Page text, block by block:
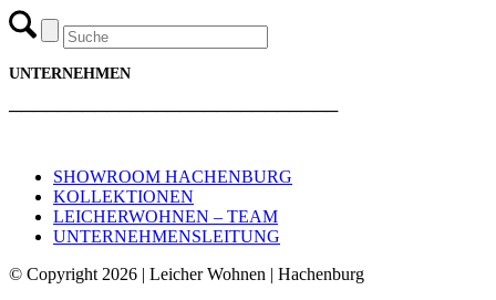
UNTERNEHMEN
───────────────────────────
SHOWROOM HACHENBURG
KOLLEKTIONEN
LEICHERWOHNEN – TEAM
UNTERNEHMENSLEITUNG
© Copyright 2026 | Leicher Wohnen | Hachenburg